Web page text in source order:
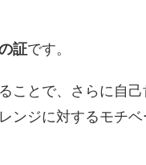
証です。
ことで、さらに自己
ンジに対するモチ